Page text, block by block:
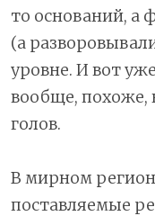
то оснований, а
(а
уровне. И вот
вообще, похоже,
голов.
В мирном
поставляемые